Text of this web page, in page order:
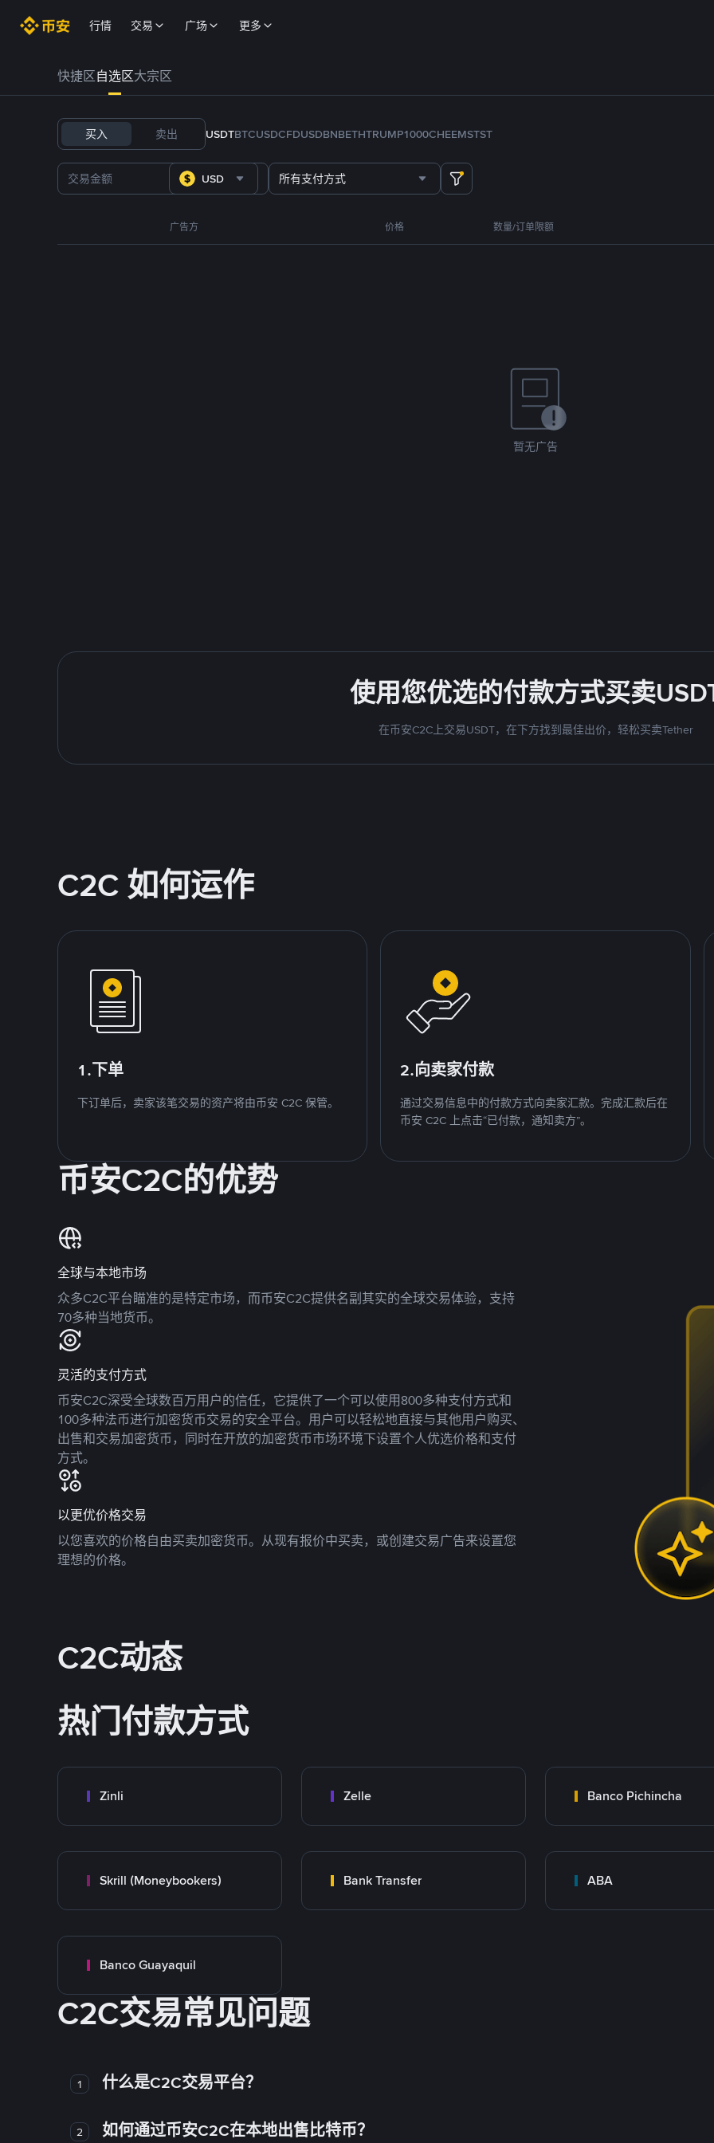
行情 交易 广场 更多
快捷区自选区大宗区
买入 卖出 USDTBTCUSDCFDUSDBNBETHTRUMP1000CHEEMSTST
USD 所有支付方式
广告方 价格 数量/订单限额
暂无广告
使用您优选的付款方式买卖
在币安C2C上交易USDT，在下方找到最佳出价，轻松买卖Tether
C2C 如何运作
1.下单
下订单后，卖家该笔交易的资产将由币安 C2C 保管。
2.向卖家付款
通过交易信息中的付款方式向卖家汇款。完成汇款后在
币安 C2C 上点击“已付款，通知卖方”。
币安C2C的优势
全球与本地市场
众多C2C平台瞄准的是特定市场，而币安C2C提供名副其实的全球交易体验，支持
70多种当地货币。
灵活的支付方式
币安C2C深受全球数百万用户的信任，它提供了一个可以使用800多种支付方式和
100多种法币进行加密货币交易的安全平台。用户可以轻松地直接与其他用户购买、
出售和交易加密货币，同时在开放的加密货币市场环境下设置个人优选价格和支付
方式。
以更优价格交易
以您喜欢的价格自由买卖加密货币。从现有报价中买卖，或创建交易广告来设置您
理想的价格。
C2C动态
热门付款方式
Zinli Zelle Banco Pichincha
Skrill (Moneybookers) Bank Transfer ABA
Banco Guayaquil
C2C交易常见问题
1 什么是C2C交易平台？
2 如何通过币安C2C在本地出售比特币？